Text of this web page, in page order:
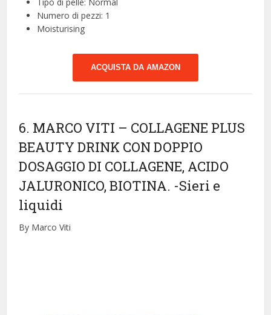
Numero di pezzi: 1
Moisturising
ACQUISTA DA AMAZON
6. MARCO VITI – COLLAGENE PLUS
BEAUTY DRINK CON DOPPIO
DOSAGGIO DI COLLAGENE, ACIDO
JALURONICO, BIOTINA. -Sieri e
liquidi
By Marco Viti